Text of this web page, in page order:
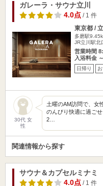
ガレーラ・サウナ立川
4.0点/ 1 件
東京都 /
多磨駅
JR立川駅北
営業時間
入浴料金 ～
日帰り
30代 女
性
土曜のAM訪問で、女
のんびり快適に過ご
2…
関連情報から探す
サウナ＆カプセルミナ
4.0点/ 1 件